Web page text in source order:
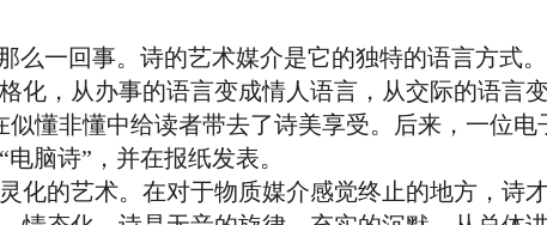
一回事。诗的艺术媒介是它的独特的语言方式
化，从办事的语言变成情人语言，从交际的语言
似懂非懂中给读者带去了诗美享受。后来，一位
脑诗”，并在报纸发表。
的艺术。在对于物质媒介感觉终止的地方，诗